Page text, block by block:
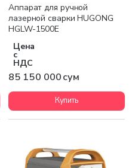
Аппарат для ручной
лазерной сварки HUGONG
HGLW-1500E
Цена
с
НДС
85 150 000 сум
Купить